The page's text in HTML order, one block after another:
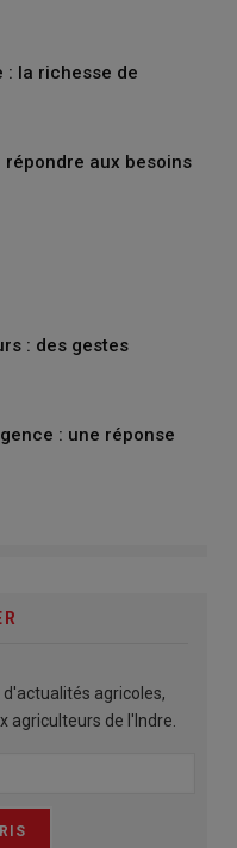
: la richesse de
répondre aux besoins
: des gestes
: une réponse
agricoles,
agriculteurs de l'Indre.